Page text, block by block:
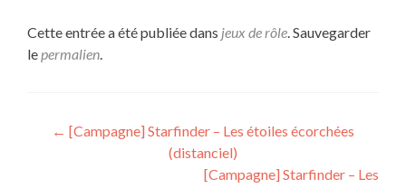
Cette entrée a été publiée dans jeux de rôle. Sauvegarder
lepermalien.
Navigation
← [Campagne] Starfinder – Les étoiles écorchées
(distanciel)
[Campagne] Starfinder – Les